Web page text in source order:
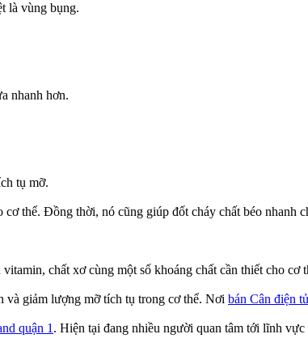
là vùng bụng.
nhanh hơn.
tụ mỡ.
thể. Đồng thời, nó cũng giúp đốt cháy chất béo nhanh
chất xơ cùng một số khoáng chất cần thiết cho cơ
và giảm lượng mỡ tích tụ trong cơ thể. Nơi bán Cân điện
quận 1 . Hiện tại đang nhiều người quan tâm tới lĩnh vực